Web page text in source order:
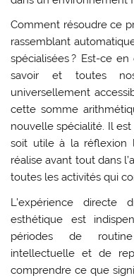
Comment résoudre ce
rassemblant
spécialisées ? Est-ce
savoir et toutes
universellement
cette somme
nouvelle spécialité. Il
soit utile à la réflexion
réalise avant tout dans
toutes les activités qui
L’expérience
esthétique est
périodes de
intellectuelle et de
comprendre ce que